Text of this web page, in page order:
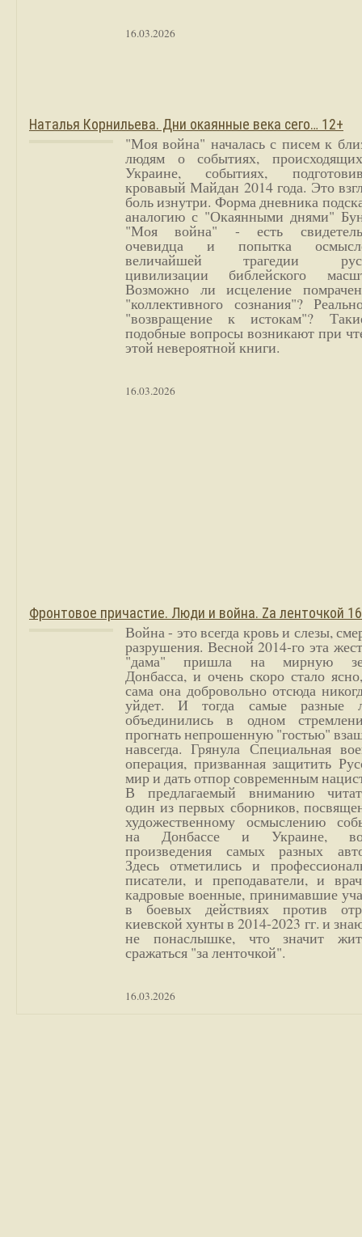
16.03.2026
Наталья Корнильева. Дни окаянные века сего… 12+
"Моя война" началась с писем к
людям о событиях,
Украине, событиях,
кровавый Майдан 2014 года. Это
боль изнутри. Форма дневника
аналогию с "Окаянными днями"
"Моя война" - есть
очевидца и попытка
величайшей трагедии
цивилизации библейского
Возможно ли исцеление
"коллективного сознания"?
"возвращение к истокам"?
подобные вопросы возникают при
этой невероятной книги.
16.03.2026
Фронтовое причастие. Люди и война. Zа ленточкой
Война - это всегда кровь и слезы,
разрушения. Весной 2014-го эта
"дама" пришла на мирную
Донбасса, и очень скоро стало
сама она добровольно отсюда
уйдет. И тогда самые разные
объединились в одном
прогнать непрошенную "гостью"
навсегда. Грянула Специальная
операция, призванная защитить
мир и дать отпор современным
В предлагаемый вниманию
один из первых сборников,
художественному осмыслению
на Донбассе и Украине,
произведения самых разных
Здесь отметились и
писатели, и преподаватели, и
кадровые военные, принимавшие
в боевых действиях против
киевской хунты в 2014-2023 гг. и
не понаслышке, что значит
сражаться "за ленточкой".
16.03.2026